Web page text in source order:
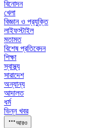
বিনোদন
খেলা
বিজ্ঞান ও প্রযুক্তি
লাইফস্টাইল
মতামত
বিশেষ প্রতিবেদন
শিক্ষা
স্বাস্থ্য
সারাদেশ
অন্যান্য
আদালত
ধর্ম
ভিন্ন খবর
আরও